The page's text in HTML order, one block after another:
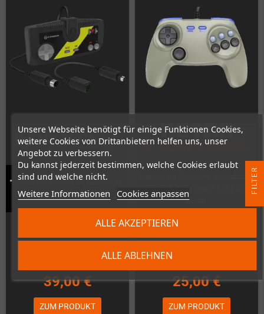
Unsere Webseite benötigt für einige Funktionen Cookies,
weitere Cookies von Drittanbietern helfen uns, unser
Angebot zu verbessern.
Du kannst jederzeit bestimmen, welche Cookies erlaubt
sind und welche nicht.
Weitere Informationen Cookies anpassen
ALLE ABLEHNEN
ALLE AKZEPTIEREN
"Specialist" Controller (TurboGrafx-
16®/ PC Engine™)
39,00 €
ZUM PRODUKT
BrawlerGen Controller (MegaDrive /
Genesis & Sega Saturn Controller)
(Grau)
Nicht auf Lager
25,00 €
ZUM PRODUKT
R